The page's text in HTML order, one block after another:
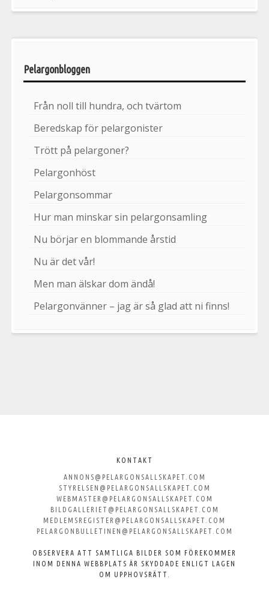
Pelargonbloggen
Från noll till hundra, och tvärtom
Beredskap för pelargonister
Trött på pelargoner?
Pelargonhöst
Pelargonsommar
Hur man minskar sin pelargonsamling
Nu börjar en blommande årstid
Nu är det vår!
Men man älskar dom ändå!
Pelargonvänner – jag är så glad att ni finns!
Svenska
Pelargonsällskapet
KONTAKT
ANNONS@PELARGONSALLSKAPET.COM
STYRELSEN@PELARGONSALLSKAPET.COM
WEBMASTER@PELARGONSALLSKAPET.COM
BILDGALLERIET@PELARGONSALLSKAPET.COM
MEDLEMSREGISTER@PELARGONSALLSKAPET.COM
PELARGONBULLETINEN@PELARGONSALLSKAPET.COM
OBSERVERA ATT SAMTLIGA BILDER SOM FÖREKOMMER
INOM DENNA WEBBPLATS ÄR SKYDDADE ENLIGT LAGEN
OM UPPHOVSRÄTT.